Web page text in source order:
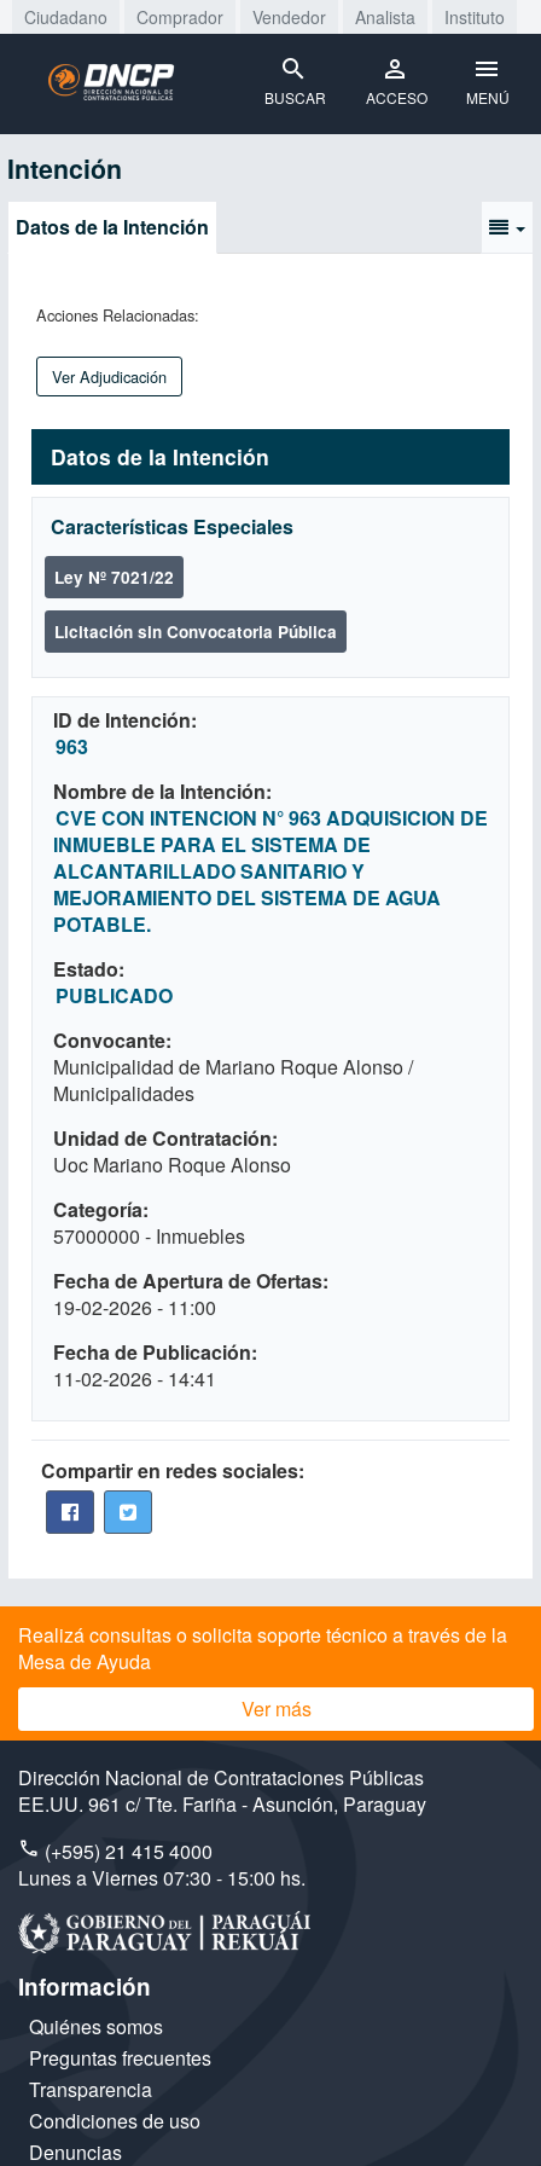
Ciudadano Comprador Vendedor Analista Instituto
BUSCAR ACCESO MENÚ
Intención
Datos de la Intención
Acciones Relacionadas:
Ver Adjudicación
Datos de la Intención
Características Especiales
Ley Nº 7021/22
Licitación sin Convocatoria Pública
ID de Intención
963
Nombre de la Intención
CVE CON INTENCION N° 963 ADQUISICION DE
INMUEBLE PARA EL SISTEMA DE
ALCANTARILLADO SANITARIO Y
MEJORAMIENTO DEL SISTEMA DE AGUA
POTABLE.
Estado
PUBLICADO
Convocante
Municipalidad de Mariano Roque Alonso /
Municipalidades
Unidad de Contratación
Uoc Mariano Roque Alonso
Categoría
57000000 - Inmuebles
Fecha de Apertura de Ofertas
19-02-2026 - 11:00
Fecha de Publicación
11-02-2026 - 14:41
Compartir en redes sociales:
Realizá consultas o solicita soporte técnico a través de la
Mesa de Ayuda
Ver más
Dirección Nacional de Contrataciones Públicas
EE.UU. 961 c/ Tte. Fariña - Asunción, Paraguay
(+595) 21 415 4000
Lunes a Viernes 07:30 - 15:00 hs.
Información
Quiénes somos
Preguntas frecuentes
Transparencia
Condiciones de uso
Denuncias